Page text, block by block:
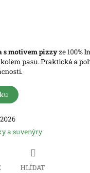
s motivem pizzyze 100%
pasu. Praktická a
a suvenýry
HLÍDAT